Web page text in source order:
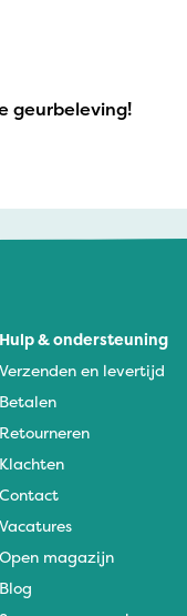
geurbeleving!
Hulp & ondersteuning
Verzenden en levertijd
Betalen
Retourneren
Klachten
Contact
Vacatures
Open magazijn
Blog